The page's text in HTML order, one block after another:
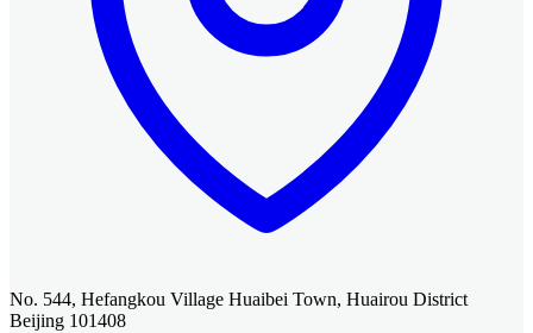
No. 544, Hefangkou Village Huaibei Town, Huairou District
Beijing 101408